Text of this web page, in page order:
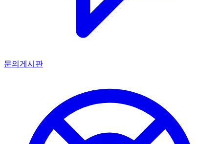
문의게시판